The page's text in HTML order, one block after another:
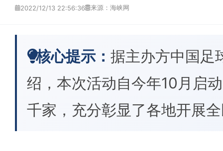
2022/12/13 22:56:36 来源：海峡网
核心提示： 据主办方中国足
绍，本次活动自今年10月启
千家，充分彰显了各地开展